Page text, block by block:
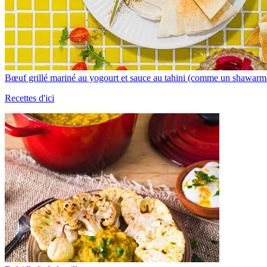
Bœuf grillé mariné au yogourt et sauce au tahini (comme un
Recettes d'ici